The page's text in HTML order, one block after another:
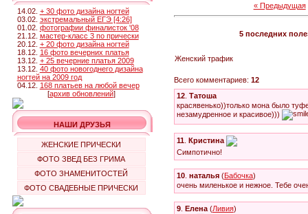
14.02. + 30 фото дизайна ногтей
03.02. экстремальный ЕГЭ [4:26]
01.02. фотографии финалисток '08
21.12. мастер-класс 3 по прически
20.12. + 20 фото дизайна ногтей
18.12. 16 фото вечерних платья
13.12. + 25 вечерние платья 2009
13.12. 40 фото новогоднего дизайна
ногтей на 2009 год
04.12. 168 платьев на любой вечер
[архив обновлений]
НАШИ ДРУЗЬЯ
ЖЕНСКИЕ ПРИЧЕСКИ
ФОТО ЗВЕД БЕЗ ГРИМА
ФОТО ЗНАМЕНИТОСТЕЙ
ФОТО СВАДЕБНЫЕ ПРИЧЕСКИ
« Предыдущая
5 последних
Женский трафик
Всего комментариев: 12
12. Татоша
красявенько))только мона было
незамудренное и красивое)))
11. Кристина
Симпотично!
10. наталья(Бабочка)
очень миленькое и нежное. Тебе
9. Елена(Ливия)